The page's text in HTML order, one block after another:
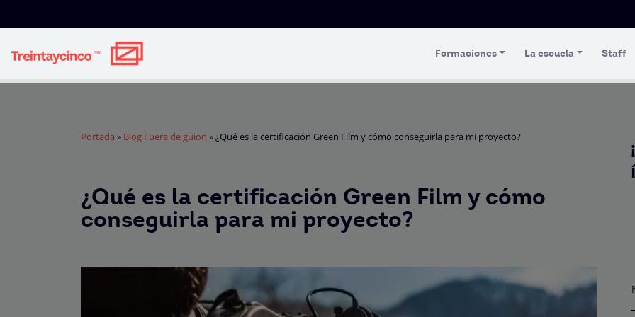
Formaciones La escuela Staff
Portada » Blog Fuera de guion »¿Qué es la certificación Green Film y cómo conseguirla para mi proyecto?
¿Qué es la certificación Green Film y cómo
conseguirla para mi proyecto?